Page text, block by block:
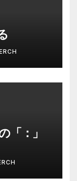
「：」